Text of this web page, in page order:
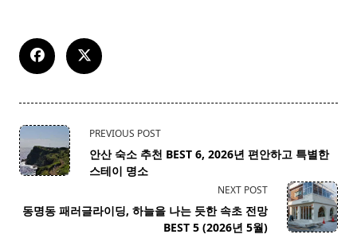
<span
class="nav-
subtitle
reader-
PREVIOUS POST
안산 숙소 추천 BEST 6, 2026년 편안하고 특별한
스테이 명소
NEXT POST
동명동 패러글라이딩, 하늘을 나는 듯한 속초 전망
BEST 5 (2026년 5월)